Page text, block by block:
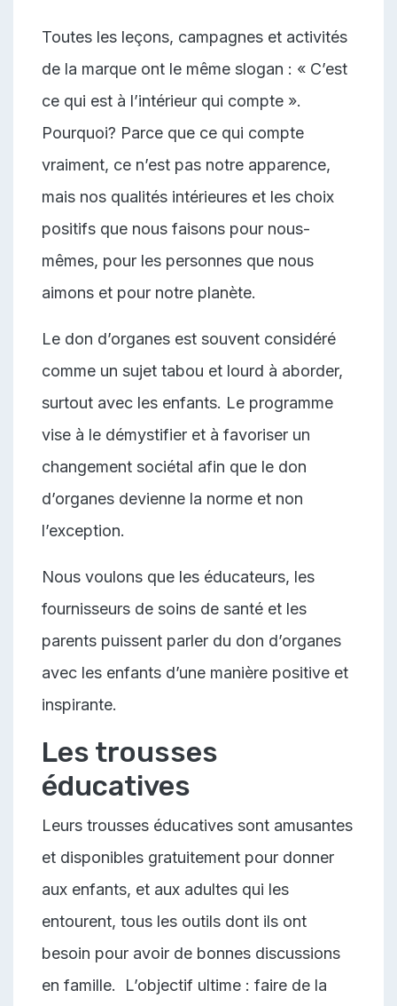
Toutes les leçons, campagnes et activités
de la marque ont le même slogan : « C’est
ce qui est à l’intérieur qui compte ».
Pourquoi? Parce que ce qui compte
vraiment, ce n’est pas notre apparence,
mais nos qualités intérieures et les choix
positifs que nous faisons pour nous-
mêmes, pour les personnes que nous
aimons et pour notre planète.
Le don d’organes est souvent considéré
comme un sujet tabou et lourd à aborder,
surtout avec les enfants. Le programme
vise à le démystifier et à favoriser un
changement sociétal afin que le don
d’organes devienne la norme et non
l’exception.
Nous voulons que les éducateurs, les
fournisseurs de soins de santé et les
parents puissent parler du don d’organes
avec les enfants d’une manière positive et
inspirante.
Les trousses
éducatives
Leurs trousses éducatives sont amusantes
et disponibles gratuitement pour donner
aux enfants, et aux adultes qui les
entourent, tous les outils dont ils ont
besoin pour avoir de bonnes discussions
en famille. L’objectif ultime : faire de la